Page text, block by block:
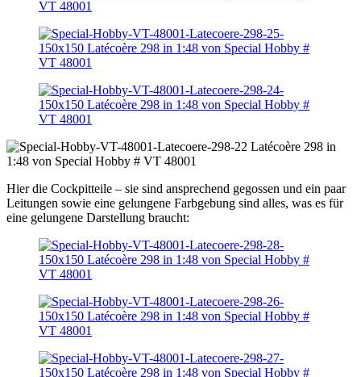
Hier die Cockpitteile – sie sind ansprechend gegossen und ein paar
Leitungen sowie eine gelungene Farbgebung sind alles, was es für
eine gelungene Darstellung braucht: